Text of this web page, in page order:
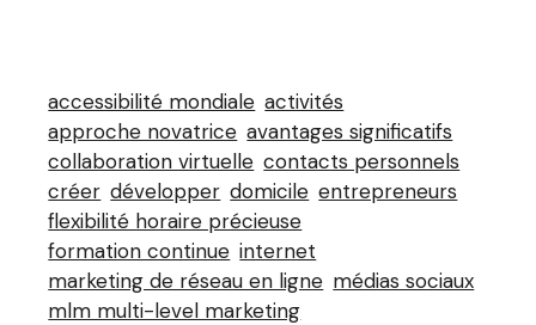
accessibilité mondiale activités
approche novatrice avantages significatifs
collaboration virtuelle contacts personnels
créer développer domicile entrepreneurs
flexibilité horaire précieuse
formation continue internet
marketing de réseau en ligne médias sociaux
mlm multi-level marketing